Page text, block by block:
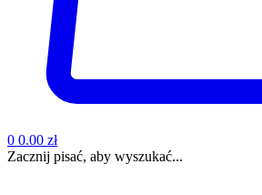
0 0.00 zł
Zacznij pisać, aby wyszukać...